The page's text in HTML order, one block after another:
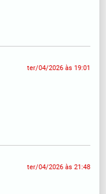
ter/04/2026 às 19:01
ter/04/2026 às 21:48